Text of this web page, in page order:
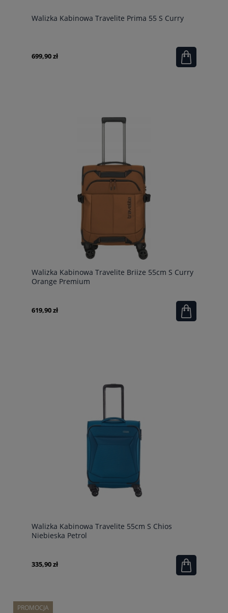
Walizka Kabinowa Travelite Prima 55 S Curry
699,90 zł
Walizka Kabinowa Travelite Briize 55cm S Curry
Orange Premium
619,90 zł
Walizka Kabinowa Travelite 55cm S Chios
Niebieska Petrol
335,90 zł
PROMOCJA